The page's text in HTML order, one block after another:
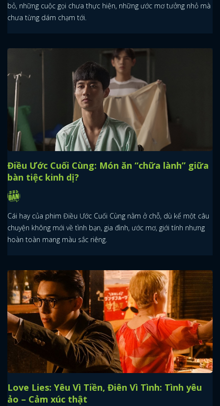
bỏ, những cuộc gọi chưa thực hiện, những ước mơ tưởng nhỏ mà
chưa từng dám chạm tới.
Điều Ước Cuối Cùng: Món ăn “chữa lành” giữa
bàn tiệc kinh dị?
Cái hay của phim Điều Ước Cuối Cùng nằm ở chỗ, dù kể một câu
chuyện không mới về tình bạn, gia đình, ước mơ, giới tính nhưng
hoàn toàn mang màu sắc riêng.
Love Lies: Yêu Vì Tiền, Điên Vì Tình: Tình yêu
ảo – Cảm xúc thật